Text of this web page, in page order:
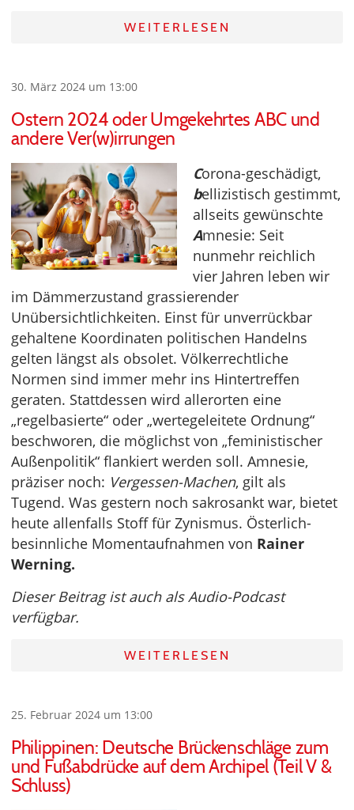
WEITERLESEN
30. März 2024 um 13:00
Ostern 2024 oder Umgekehrtes ABC und
andere Ver(w)irrungen
Corona-geschädigt,
bellizistisch gestimmt,
allseits gewünschte
Amnesie: Seit
nunmehr reichlich
vier Jahren leben wir
im Dämmerzustand grassierender
Unübersichtlichkeiten. Einst für unverrückbar
gehaltene Koordinaten politischen Handelns
gelten längst als obsolet. Völkerrechtliche
Normen sind immer mehr ins Hintertreffen
geraten. Stattdessen wird allerorten eine
„regelbasierte“ oder „wertegeleitete Ordnung“
beschworen, die möglichst von „feministischer
Außenpolitik“ flankiert werden soll. Amnesie,
präziser noch: Vergessen-Machen, gilt als
Tugend. Was gestern noch sakrosankt war, bietet
heute allenfalls Stoff für Zynismus. Österlich-
besinnliche Momentaufnahmen von Rainer
Werning.
Dieser Beitrag ist auch als Audio-Podcast
verfügbar.
WEITERLESEN
25. Februar 2024 um 13:00
Philippinen: Deutsche Brückenschläge zum
und Fußabdrücke auf dem Archipel (Teil V &
Schluss)